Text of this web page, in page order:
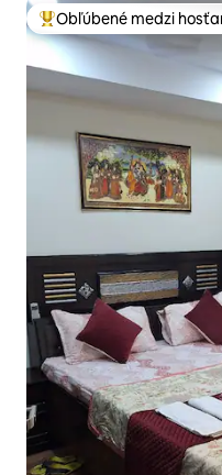
Najobľúbenejšie medzi
Obľúbené medzi